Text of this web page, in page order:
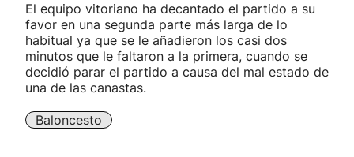
El equipo vitoriano ha decantado el partido a su
favor en una segunda parte más larga de lo
habitual ya que se le añadieron los casi dos
minutos que le faltaron a la primera, cuando se
decidió parar el partido a causa del mal estado de
una de las canastas.
Baloncesto